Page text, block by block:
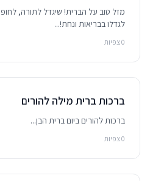
מזל טוב על הברית! שיגדל לתורה,
לגדלו בבריאות ונחת!...
0 צפיות
ברכות ברית מילה להורים
ברכות להורים ביום ברית הבן...
0 צפיות